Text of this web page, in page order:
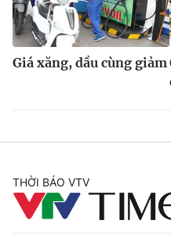
Giá xăng, dầu cùng giảm
THỜI BÁO VTV